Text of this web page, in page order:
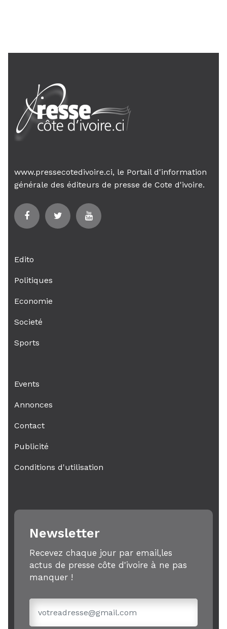
www.pressecotedivoire.ci, le Portail d'information
générale des éditeurs de presse de Cote d'ivoire.
Edito
Politiques
Economie
Societé
Sports
Events
Annonces
Contact
Publicité
Conditions d'utilisation
Newsletter
Recevez chaque jour par email,les
actus de presse côte d'ivoire à ne pas
manquer !